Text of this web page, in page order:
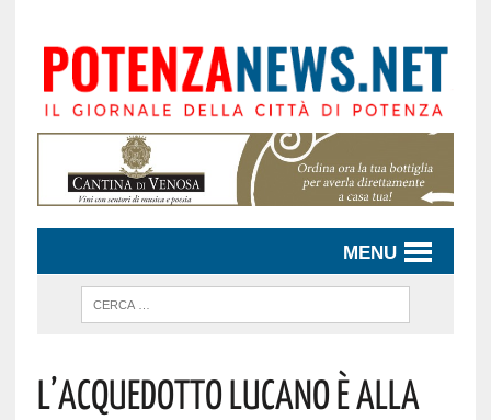
MENU
L’ACQUEDOTTO LUCANO È ALLA